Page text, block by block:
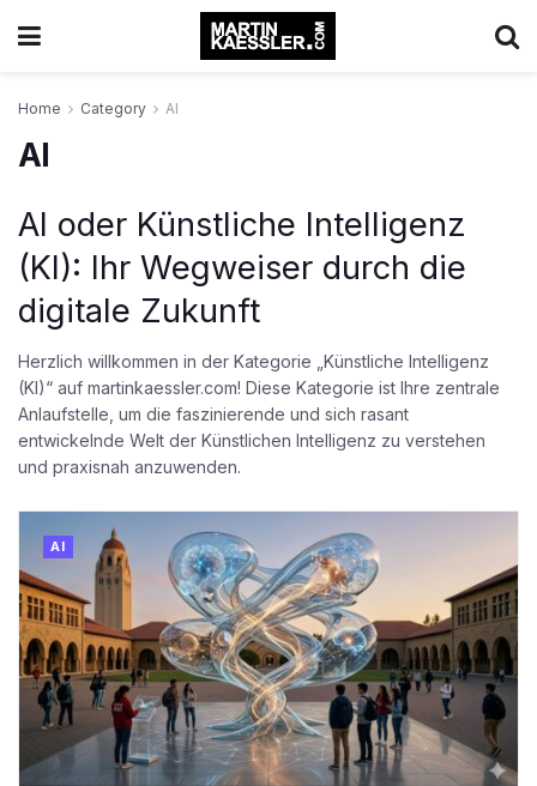
Home Category AI
AI
AI oder Künstliche Intelligenz
(KI): Ihr Wegweiser durch die
digitale Zukunft
Herzlich willkommen in der Kategorie „Künstliche Intelligenz
(KI)“ auf martinkaessler.com! Diese Kategorie ist Ihre zentrale
Anlaufstelle, um die faszinierende und sich rasant
entwickelnde Welt der Künstlichen Intelligenz zu verstehen
und praxisnah anzuwenden.
AI